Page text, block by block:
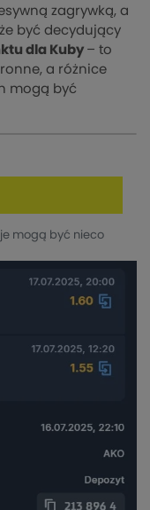
zagrywką, a
być decydujący
dla Kuby – to
a różnice
mogą być
mogą być nieco